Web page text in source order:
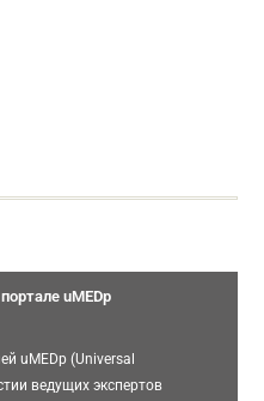
uMEDp
uMEDp (Universal
ведущих экспертов